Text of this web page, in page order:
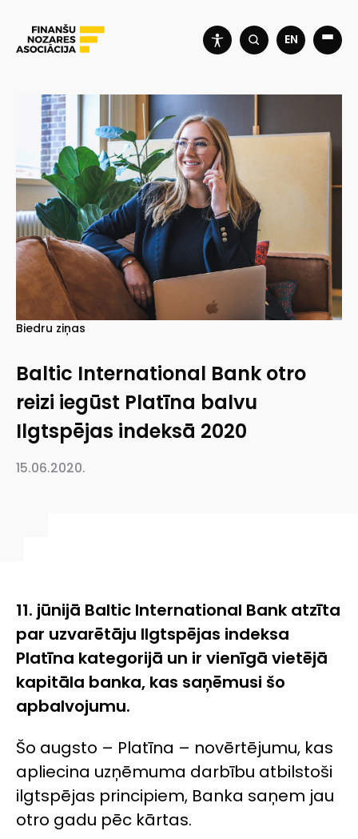
EN
Biedru ziņas
Baltic International Bank otro
reizi iegūst Platīna balvu
Ilgtspējas indeksā 2020
15.06.2020.
11. jūnijā Baltic International Bank atzīta
par uzvarētāju Ilgtspējas indeksa
Platīna kategorijā un ir vienīgā vietējā
kapitāla banka, kas saņēmusi šo
apbalvojumu.
Šo augsto – Platīna – novērtējumu, kas
apliecina uzņēmuma darbību atbilstoši
ilgtspējas principiem, Banka saņem jau
otro gadu pēc kārtas.